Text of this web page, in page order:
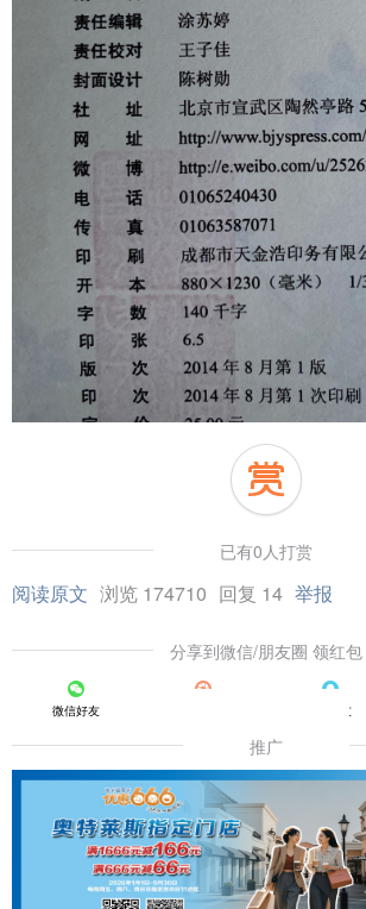
已有0人打赏
阅读原文 浏览 174710 回复 14 举报
分享到微信/朋友圈 领红包
微信好友 QQ好友
推广